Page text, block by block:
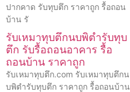
ปากคาด รับทุบตึก ราคาถูก รื้อถอน
บ้าน รั
รับเหมาทุบตึกนบพิตำรับทุบ
ตึก รับรื้อถอนอาคาร รื้อ
ถอนบ้าน ราคาถูก
รับเหมาทุบตึก.com รับเหมาทุบตึกน
บพิตำรับทุบตึก ราคาถูก รื้อถอนบ้าน